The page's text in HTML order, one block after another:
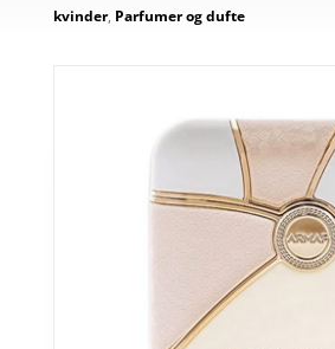
kvinder, Parfumer og dufte